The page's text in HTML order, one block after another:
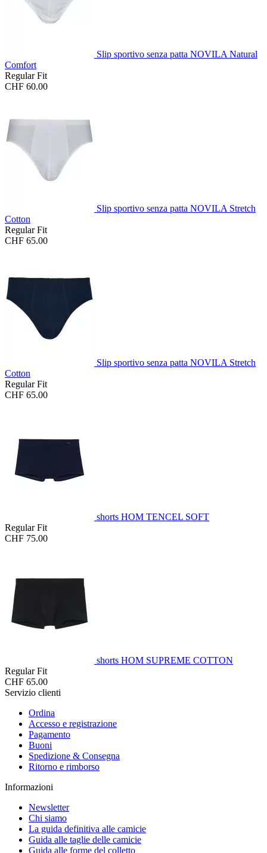
Slip sportivo senza patta NOVILA Natural
Comfort
Regular Fit
CHF 60.00
Slip sportivo senza patta NOVILA Stretch
Cotton
Regular Fit
CHF 65.00
Slip sportivo senza patta NOVILA Stretch
Cotton
Regular Fit
CHF 65.00
shorts HOM TENCEL SOFT
Regular Fit
CHF 75.00
shorts HOM SUPREME COTTON
Regular Fit
CHF 65.00
Servizio clienti
Ordina
Accesso e registrazione
Pagamento
Buoni
Spedizione & Consegna
Ritorno e rimborso
Informazioni
Newsletter
Chi siamo
La guida definitiva alle camicie
Guida alle taglie delle camicie
Guida alle forme del colletto